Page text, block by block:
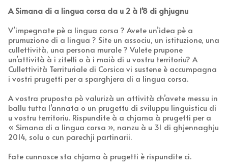
A Simana di a lingua corsa da u 2 à l'8 di ghjugnu
V’impegnate pè a lingua corsa ? Avete un’idea pè a
prumuzione di a lingua ? Site un associu, un istituzione, una
cullettività, una persona murale ? Vulete prupone
un’attività à i zitelli o à i maiò di u vostru territoriu? A
Cullettività Territuriale di Corsica vi sustene è accumpagna
i vostri prugetti per a sparghjera di a lingua corsa.
A vostra pruposta pò valurizà un attività ch’avete messu in
ballu tutta l’annata o un prugettu di sviluppu linguisticu di
u vostru territoriu. Rispundite à a chjama à prugetti per a
« Simana di a lingua corsa », nanzu à u 31 di ghjennaghju
2014, solu o cun parechji partinarii.
Fate cunnosce sta chjama à prugetti è rispundite ci.